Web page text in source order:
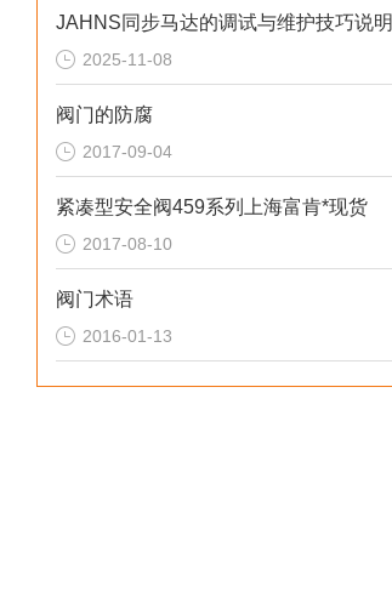
JAHNS同步马达的调试与维护技巧说明
2025-11-08
阀门的防腐
2017-09-04
紧凑型安全阀459系列上海富肯*现货
2017-08-10
阀门术语
2016-01-13